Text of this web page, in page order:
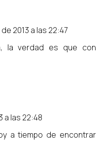
2013 a las 22:47
la verdad es que con
a las 22:48
a tiempo de encontrar